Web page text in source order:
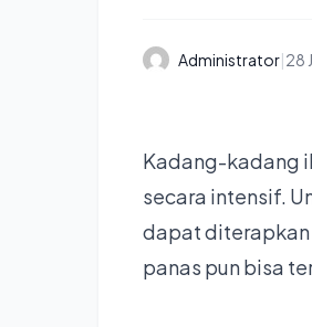
Administrator|28
Kadang-kadang
secara intensif.
dapat diterapkan
panas pun bisa